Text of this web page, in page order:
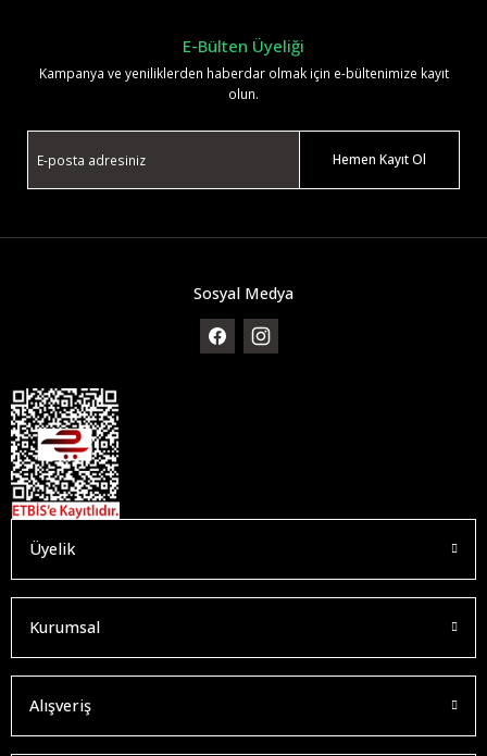
E-Bülten Üyeliği
Kampanya ve yeniliklerden haberdar olmak için e-bültenimize kayıt
olun.
Hemen Kayıt Ol
Sosyal Medya
Üyelik
Kurumsal
Alışveriş